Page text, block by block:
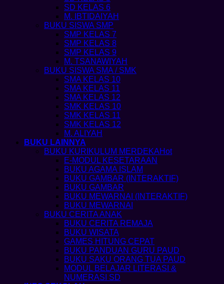
SD KELAS 6
M. IBTIDAIYAH
BUKU SISWA SMP
SMP KELAS 7
SMP KELAS 8
SMP KELAS 9
M. TSANAWIYAH
BUKU SISWA SMA / SMK
SMA KELAS 10
SMA KELAS 11
SMA KELAS 12
SMK KELAS 10
SMK KELAS 11
SMK KELAS 12
M. ALIYAH
BUKU LAINNYA
BUKU KURIKULUM MERDEKA
E-MODUL KESETARAAN
BUKU AGAMA ISLAM
BUKU GAMBAR (INTERAKTIF)
BUKU GAMBAR
BUKU MEWARNAI (INTERAKTIF)
BUKU MEWARNAI
BUKU CERITA ANAK
BUKU CERITA REMAJA
BUKU WISATA
GAMES HITUNG CEPAT
BUKU PANDUAN GURU PAUD
BUKU SAKU ORANG TUA PAUD
MODUL BELAJAR LITERASI &
NUMERASI SD